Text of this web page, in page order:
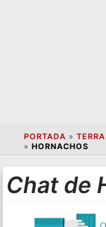
PORTADA »
» HORNACHOS
Chat de